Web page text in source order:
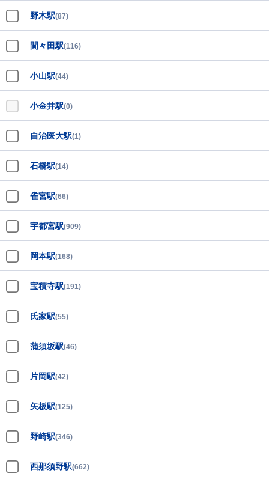
野木駅(87)
間々田駅(116)
小山駅(44)
小金井駅(0)
自治医大駅(1)
石橋駅(14)
雀宮駅(66)
宇都宮駅(909)
岡本駅(168)
宝積寺駅(191)
氏家駅(55)
蒲須坂駅(46)
片岡駅(42)
矢板駅(125)
野崎駅(346)
西那須野駅(662)